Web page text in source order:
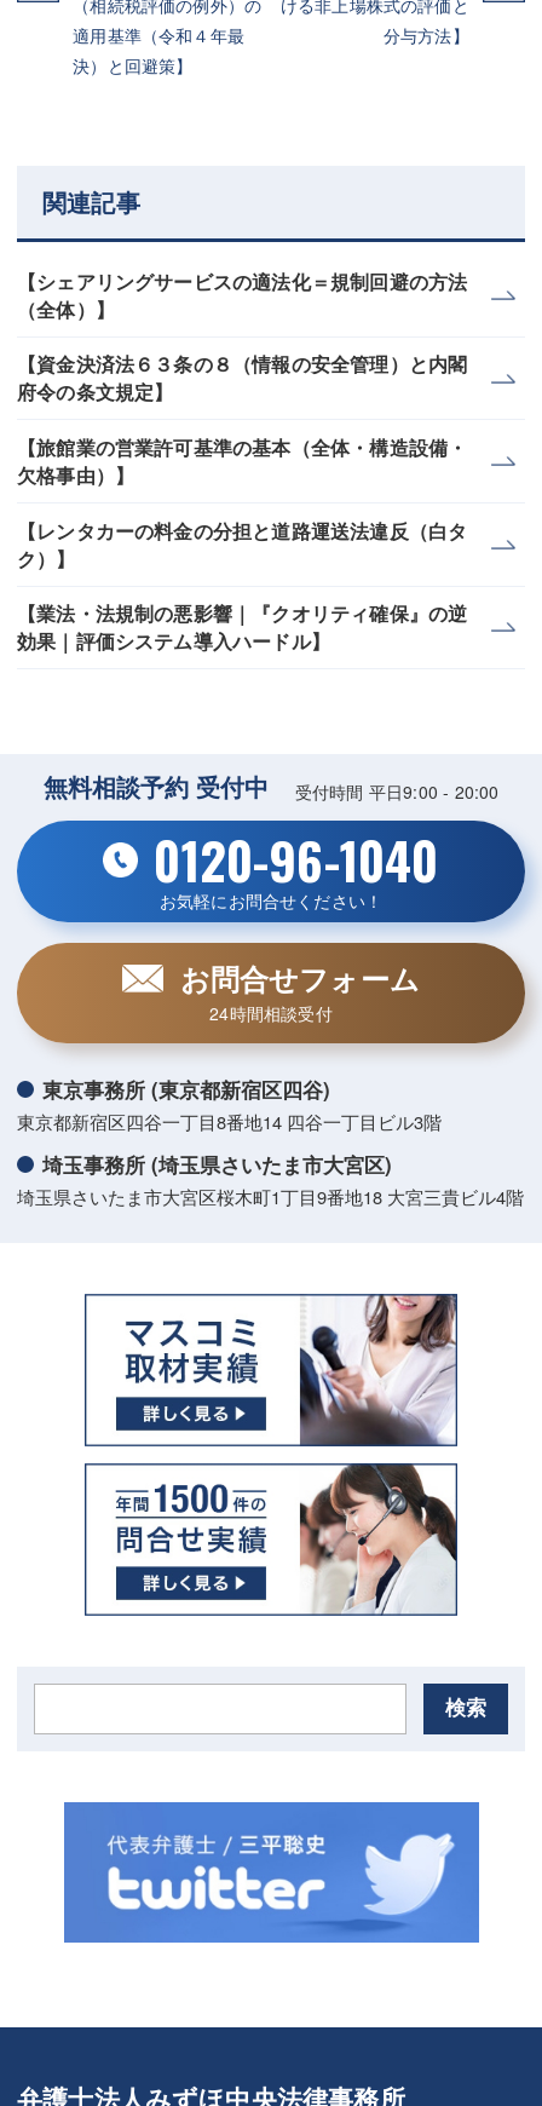
（相続税評価の例外）の
適用基準（令和４年最
決）と回避策】
ける非上場株式の評価と
分与方法】
関連記事
【シェアリングサービスの適法化＝規制回避の方法
（全体）】
【資金決済法６３条の８（情報の安全管理）と内閣
府令の条文規定】
【旅館業の営業許可基準の基本（全体・構造設備・
欠格事由）】
【レンタカーの料金の分担と道路運送法違反（白タ
ク）】
【業法・法規制の悪影響｜『クオリティ確保』の逆
効果｜評価システム導入ハードル】
無料相談予約 受付中 受付時間 平日9:00 - 20:00
0120-96-1040
お気軽にお問合せください！
お問合せフォーム
24時間相談受付
東京事務所 (東京都新宿区四谷)
東京都新宿区四谷一丁目8番地14 四谷一丁目ビル3階
埼玉事務所 (埼玉県さいたま市大宮区)
埼玉県さいたま市大宮区桜木町1丁目9番地18 大宮三貴ビル4階
検索
弁護士法人みずほ中央法律事務所